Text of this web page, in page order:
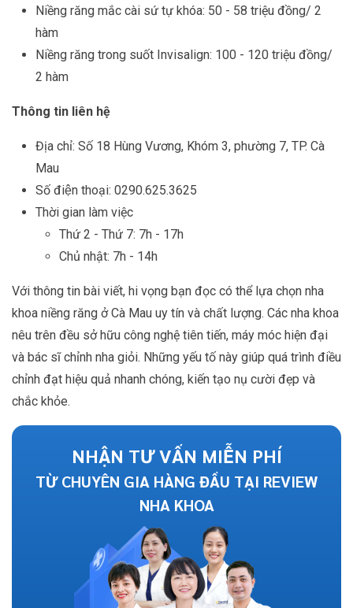
Niềng răng mắc cài sứ tự khóa: 50 - 58 triệu đồng/ 2
hàm
Niềng răng trong suốt Invisalign: 100 - 120 triệu đồng/
2 hàm
Thông tin liên hệ
Địa chỉ: Số 18 Hùng Vương, Khóm 3, phường 7, TP. Cà
Mau
Số điện thoại: 0290.625.3625
Thời gian làm việc
Thứ 2 - Thứ 7: 7h - 17h
Chủ nhật: 7h - 14h
Với thông tin bài viết, hi vọng bạn đọc có thể lựa chọn nha
khoa niềng răng ở Cà Mau uy tín và chất lượng. Các nha khoa
nêu trên đều sở hữu công nghệ tiên tiến, máy móc hiện đại
và bác sĩ chỉnh nha giỏi. Những yếu tố này giúp quá trình điều
chỉnh đạt hiệu quả nhanh chóng, kiến tạo nụ cười đẹp và
chắc khỏe.
NHẬN TƯ VẤN MIỄN PHÍ
TỪ CHUYÊN GIA HÀNG ĐẦU TẠI REVIEW
NHA KHOA